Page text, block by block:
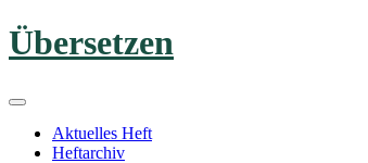
Zum
Inhalt
Übersetzen
Aktuelles Heft
Heftarchiv